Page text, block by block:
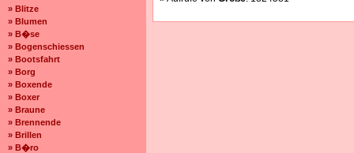
» Blitze
» Blumen
» B�se
» Bogenschiessen
» Bootsfahrt
» Borg
» Boxende
» Boxer
» Braune
» Brennende
» Brillen
» B�ro